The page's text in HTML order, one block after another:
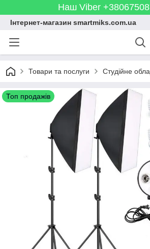
Наш Viber
Інтернет-магазин smartmiks.com.ua
Товари та послуги Студійне
Топ продажів